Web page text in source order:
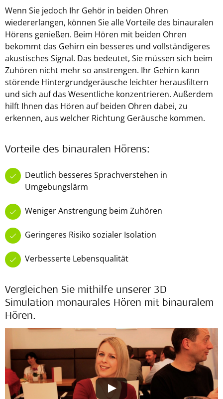
Wenn Sie jedoch Ihr Gehör in beiden Ohren
wiedererlangen, können Sie alle Vorteile des binauralen
Hörens genießen. Beim Hören mit beiden Ohren
bekommt das Gehirn ein besseres und vollständigeres
akustisches Signal. Das bedeutet, Sie müssen sich beim
Zuhören nicht mehr so anstrengen. Ihr Gehirn kann
störende Hintergrundgeräusche leichter herausfiltern
und sich auf das Wesentliche konzentrieren. Außerdem
hilft Ihnen das Hören auf beiden Ohren dabei, zu
erkennen, aus welcher Richtung Geräusche kommen.
Vorteile des binauralen Hörens:
Deutlich besseres Sprachverstehen in
Umgebungslärm
Weniger Anstrengung beim Zuhören
Geringeres Risiko sozialer Isolation
Verbesserte Lebensqualität
Vergleichen Sie mithilfe unserer 3D
Simulation monaurales Hören mit binauralem
Hören.